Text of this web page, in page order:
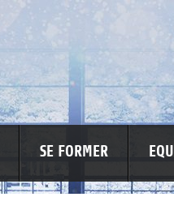
SE FORMER